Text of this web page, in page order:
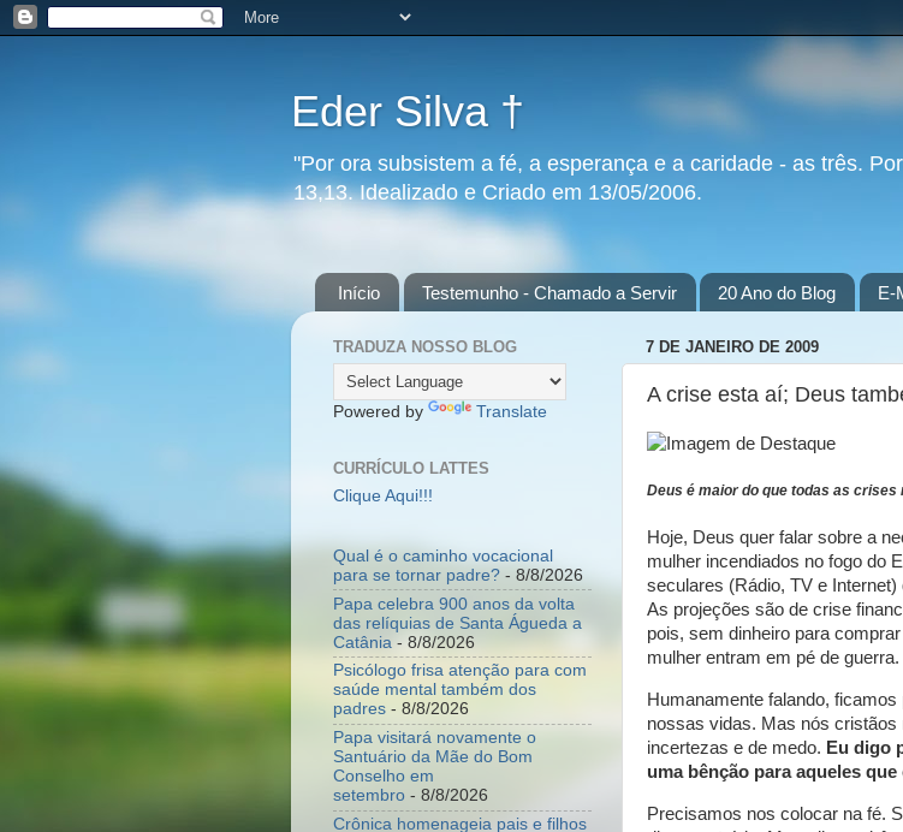
Eder Silva †
"Por ora subsistem a fé, a esperança e a caridade - as três.
13,13. Idealizado e Criado em 13/05/2006.
Início Testemunho - Chamado a Servir 20 Ano do Blog E-
7 DE JANEIRO DE 2009
A crise esta aí; Deus
Deus é maior do que todas as
Hoje, Deus quer falar sobre a
mulher incendiados no fogo do
seculares (Rádio, TV e
As projeções são de crise
pois, sem dinheiro para
mulher entram em pé de guerra.
Humanamente falando,
nossas vidas. Mas nós cristãos
incertezas e de medo. Eu digo
uma bênção para aqueles
Precisamos nos colocar na fé.
TRADUZA NOSSO BLOG
Powered by Translate
CURRÍCULO LATTES
Clique Aqui!!!
Qual é o caminho vocacional
para se tornar padre? - 8/8/2026
Papa celebra 900 anos da volta
das relíquias de Santa Águeda a
Catânia - 8/8/2026
Psicólogo frisa atenção para com
saúde mental também dos
padres - 8/8/2026
Papa visitará novamente o
Santuário da Mãe do Bom
Conselho em
setembro - 8/8/2026
Crônica homenageia pais e filhos